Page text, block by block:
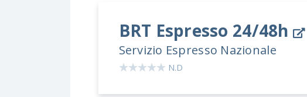
BRT Espresso 24/48h
Servizio Espresso Nazionale
N.D